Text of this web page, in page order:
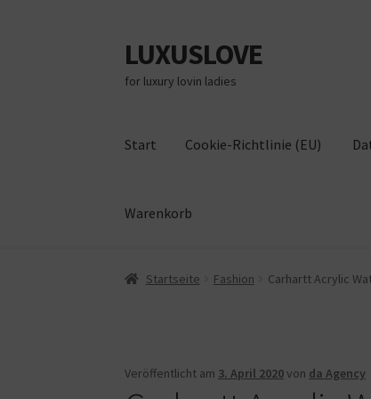
Zur
Navigation
springen
Zum
Inhalt
springen
LUXUSLOVE
for luxury lovin ladies
Start Cookie-Richtlinie (EU)
Warenkorb
Start Cookie-Richtlinie (EU) Datenschutz
Startseite Fashion Carhartt Acrylic
Veröffentlicht am 3. April 2020von da Agency